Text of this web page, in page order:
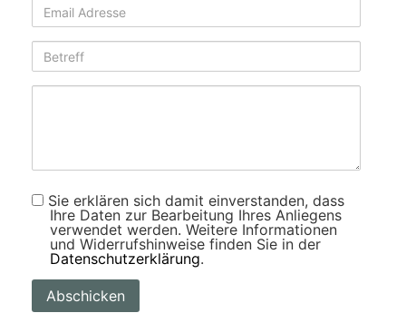
Sie erklären sich damit einverstanden, dass
Ihre Daten zur Bearbeitung Ihres Anliegens
verwendet werden. Weitere Informationen
und Widerrufshinweise finden Sie in der
Datenschutzerklärung.